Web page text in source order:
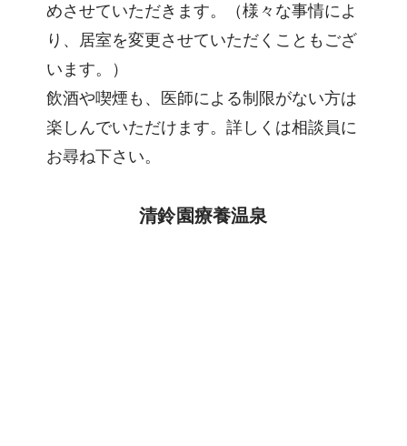
めさせていただきます。（様々な事情によ
り、居室を変更させていただくこともござ
います。）
飲酒や喫煙も、医師による制限がない方は
楽しんでいただけます。詳しくは相談員に
お尋ね下さい。
清鈴園療養温泉